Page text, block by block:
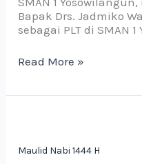
Bapak Drs. Jadmiko
sebagai PLT di SMAN
Read More »
Maulid Nabi 1444 H
1444